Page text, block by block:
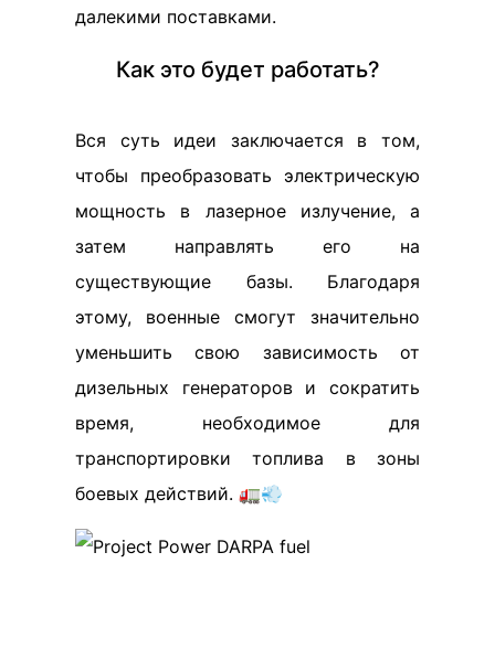
далекими поставками.
Как это будет работать?
Вся суть идеи заключается в том,
чтобы преобразовать электрическую
мощность в лазерное излучение, а
затем направлять его на
существующие базы. Благодаря
этому, военные смогут значительно
уменьшить свою зависимость от
дизельных генераторов и сократить
время, необходимое для
транспортировки топлива в зоны
боевых действий. 🚛💨